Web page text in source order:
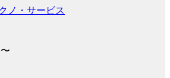
ノ・サービス